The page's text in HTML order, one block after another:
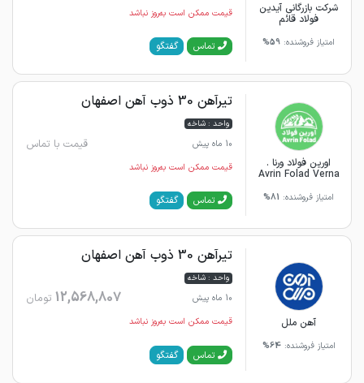
شرکت بازرگانی آیدین
فولاد قائم
امتیاز فروشنده: 59%
قیمت ممکن است به‌روز نباشد
تماس گفتگو
اورین فولاد ورنا .
Avrin Folad Verna
امتیاز فروشنده: 81%
تیرآهن 30 ذوب آهن اصفهان
واحد : شاخه
10 ماه پیش
قیمت با تماس
قیمت ممکن است به‌روز نباشد
تماس گفتگو
آهن ملل
امتیاز فروشنده:64%
تیرآهن 30 ذوب آهن اصفهان
واحد : شاخه
10 ماه پیش
12,568,807 تومان
قیمت ممکن است به‌روز نباشد
تماس گفتگو